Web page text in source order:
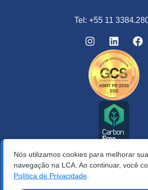
Tel: +55 11
Nós utilizamos cookies para melhorar
navegação na LCA. Ao continuar, você
Política de Privacidade.